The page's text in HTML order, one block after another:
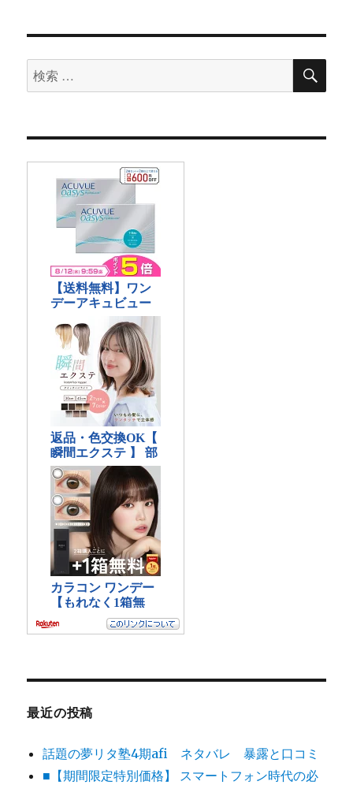
検
索
象:
検
最近の投稿
話題の夢リタ塾4期afi ネタバレ 暴露と口コミ
■【期間限定特別価格】 スマートフォン時代の必